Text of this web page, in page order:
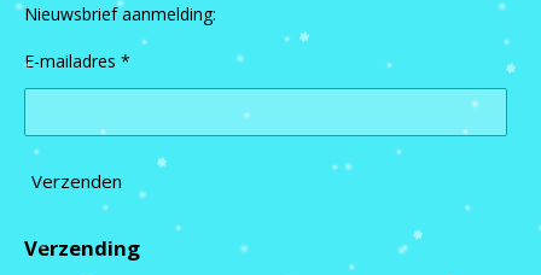
Nieuwsbrief aanmelding:
E-mailadres *
Verzenden
Verzending